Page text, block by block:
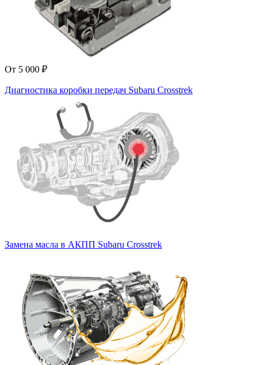
От 5 000 ₽
Диагностика коробки передач Subaru Crosstrek
Замена масла в АКПП Subaru Crosstrek